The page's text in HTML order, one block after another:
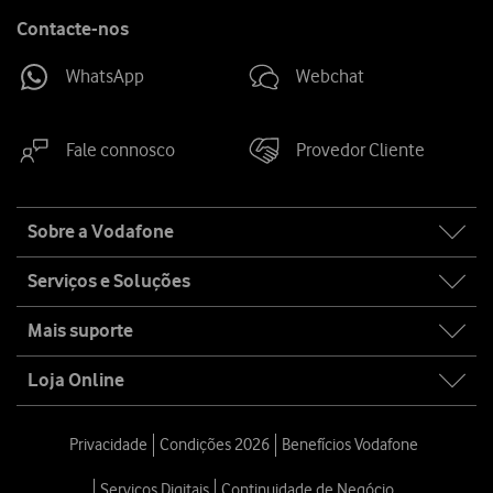
Contacte-nos
WhatsApp Webchat
Fale connosco Provedor Cliente
map
Sobre a Vodafone
Serviços e Soluções
Mais suporte
Loja Online
Privacidade Condições 2026 Benefícios Vodafone